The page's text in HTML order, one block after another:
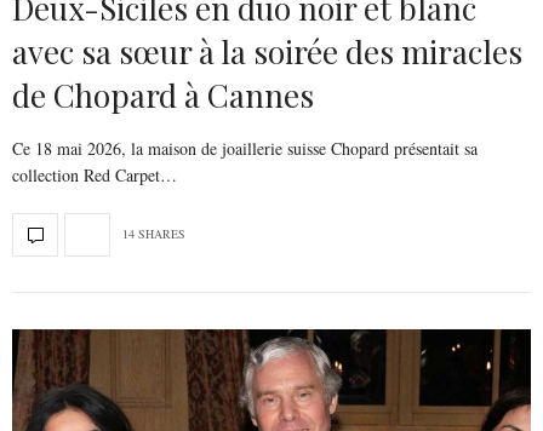
avec sa sœur à la soirée des miracles
de Chopard à Cannes
Ce 18 mai 2026, la maison de joaillerie suisse Chopard présentait sa
collection Red Carpet…
14 SHARES